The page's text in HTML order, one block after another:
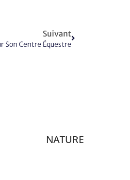
Suivant
Son Centre Équestre
NATURE